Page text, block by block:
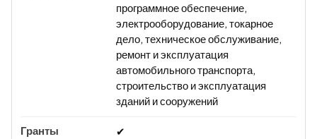
программное обеспечение,
электрооборудование, токарное
дело, техническое обслуживание,
ремонт и эксплуатация
автомобильного транспорта,
строительство и эксплуатация
зданий и сооружений
✔